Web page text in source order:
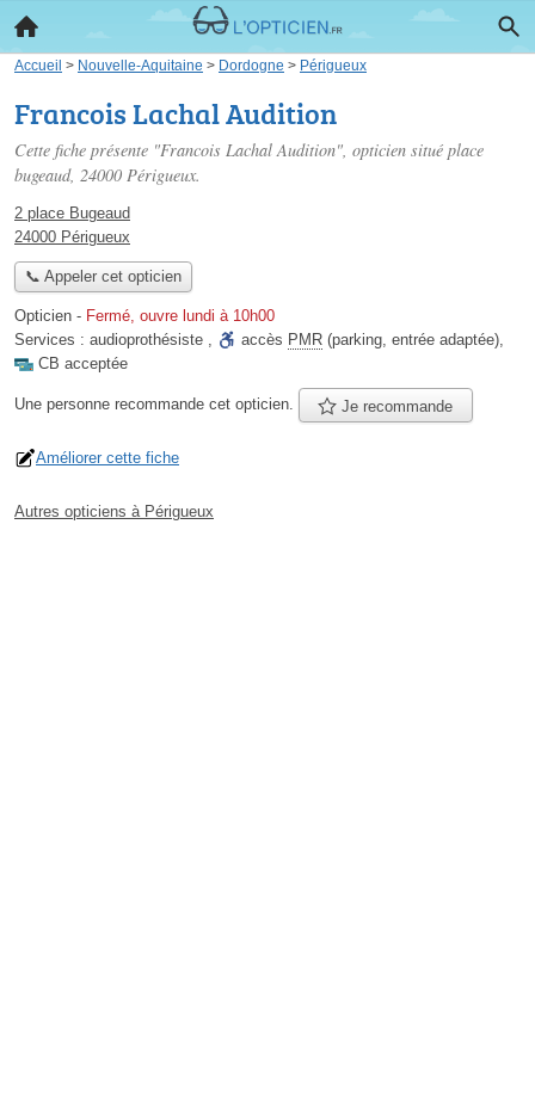
Accueil > Nouvelle-Aquitaine > Dordogne > Périgueux
Francois Lachal Audition
Cette fiche présente "Francois Lachal Audition", opticien situé place
bugeaud, 24000 Périgueux.
2 place Bugeaud
24000 Périgueux
📞 Appeler cet opticien
Opticien - Fermé, ouvre lundi à 10h00
Services : audioprothésiste , accès PMR (parking, entrée adaptée),
CB acceptée
Une personne recommande cet opticien. Je recommande
Améliorer cette fiche
Autres opticiens à Périgueux